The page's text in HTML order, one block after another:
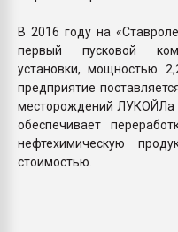
В 2016 году на
первый пусковой
установки, мощностью
предприятие
месторождений ЛУКОЙЛа
обеспечивает
нефтехимическую
стоимостью.